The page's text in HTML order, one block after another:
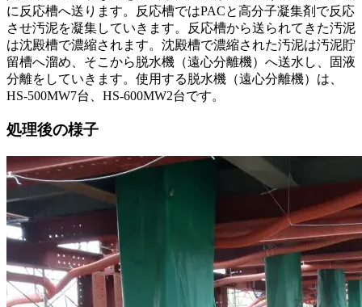
に反応槽へ送ります。反応槽ではPACと高分子凝集剤で反応
させ汚泥を凝集していきます。反応槽から送られてきた汚泥
は沈殿槽で濃縮されます。沈殿槽で濃縮された汚泥は汚泥貯
留槽へ溜め、そこから脱水機（遠心分離機）へ送水し、固液
分離をしていきます。使用する脱水機（遠心分離機）は、
HS-500MW7台、HS-600MW2台です。
処理後の様子